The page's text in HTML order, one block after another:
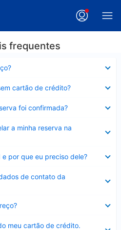
frequentes
cartão de crédito?
foi confirmada?
a minha reserva na
por que eu preciso dele?
de contato da
meu cartão de crédito.